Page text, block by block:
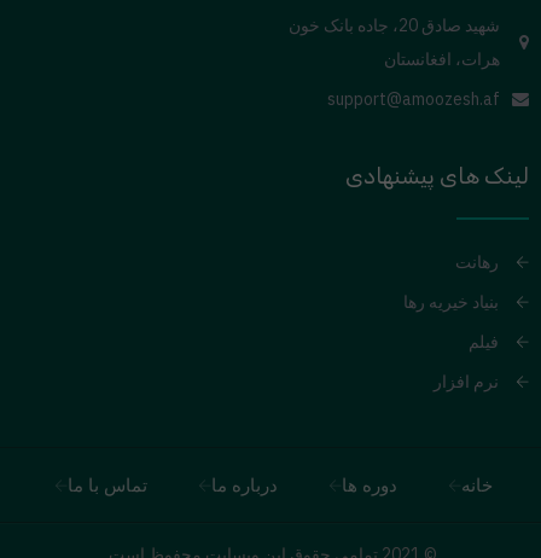
شهید صادق 20، جاده بانک خون
هرات، افغانستان
support@amoozesh.af
لینک های پیشنهادی
رهانت
بنیاد خیریه رها
فیلم
نرم افزار
خانه دوره ها درباره ما تماس با ما